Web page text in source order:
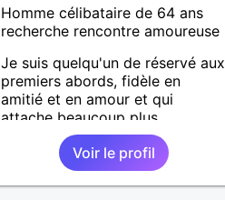
Homme célibataire de 64 ans
recherche rencontre amoureuse
Je suis quelqu'un de réservé aux
premiers abords, fidèle en
amitié et en amour et qui
attache beaucoup plus
d'importance à l'être plutôt
qu'au paraître. J'aimerais
rencontrer une partenaire,une
amie,une âme soeur avec qui je
Voir le profil